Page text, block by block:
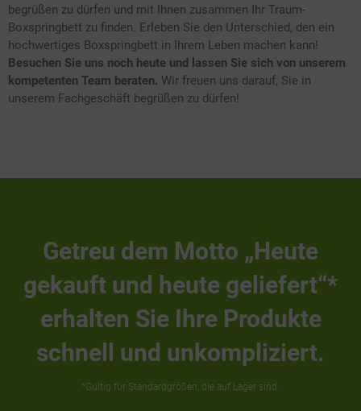
begrüßen zu dürfen und mit Ihnen zusammen Ihr Traum-
Boxspringbett zu finden. Erleben Sie den Unterschied, den ein
hochwertiges Boxspringbett in Ihrem Leben machen kann!
Besuchen Sie uns noch heute und lassen Sie sich von unserem
kompetenten Team beraten. Wir freuen uns darauf, Sie in
unserem Fachgeschäft begrüßen zu dürfen!
Getreu dem Motto „Heute
gekauft und heute geliefert“*
erhalten Sie Ihre Produkte
schnell und unkompliziert.
*Gültig für Standardgrößen, die auf Lager sind.